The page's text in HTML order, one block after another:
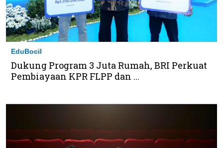
EduBocil
Dukung Program 3 Juta Rumah, BRI Perkuat
Pembiayaan KPR FLPP dan ...